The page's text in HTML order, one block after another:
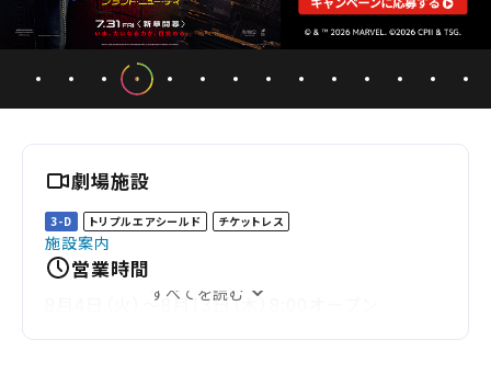
劇場施設
3-D トリプルエアシールド チケットレス
施設案内
営業時間
8月4日（火）～8月13日（木）8:00オープン
すべてを読む